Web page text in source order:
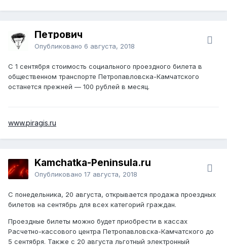
Петрович
Опубликовано 6 августа, 2018
С 1 сентября стоимость социального проездного билета в
общественном транспорте Петропавловска-Камчатского
останется прежней — 100 рублей в месяц.
www.piragis.ru
Kamchatka-Peninsula.ru
Опубликовано 17 августа, 2018
С понедельника, 20 августа, открывается продажа проездных
билетов на сентябрь для всех категорий граждан.
Проездные билеты можно будет приобрести в кассах
Расчетно-кассового центра Петропавловска-Камчатского до
5 сентября. Также с 20 августа льготный электронный